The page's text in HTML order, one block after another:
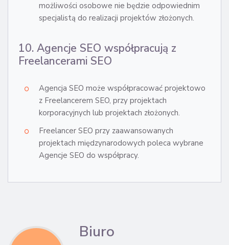
możliwości osobowe nie będzie odpowiednim
specjalistą do realizacji projektów złożonych.
10. Agencje SEO współpracują z
Freelancerami SEO
Agencja SEO może współpracować projektowo
z Freelancerem SEO, przy projektach
korporacyjnych lub projektach złożonych.
Freelancer SEO przy zaawansowanych
projektach międzynarodowych poleca wybrane
Agencje SEO do współpracy.
Biuro